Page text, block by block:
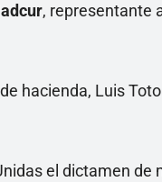
, representante
hacienda, Luis
el dictamen de